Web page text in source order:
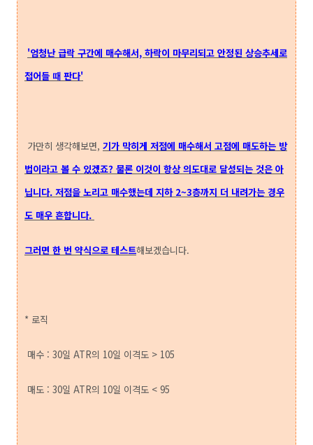
'엄청난 급락 구간에 매수해서, 하락이 마무리되고 안정된 상승추세로
접어들 때 판다'
가만히 생각해보면, 기가 막히게 저점에 매수해서 고점에 매도하는 방
법이라고 볼 수 있겠죠? 물론 이것이 항상 의도대로 달성되는 것은 아
닙니다. 저점을 노리고 매수했는데 지하 2~3층까지 더 내려가는 경우
도 매우 흔합니다.
그러면 한 번 약식으로 테스트해보겠습니다.
* 로직
매수 : 30일 ATR의 10일 이격도 > 105
매도 : 30일 ATR의 10일 이격도 < 95